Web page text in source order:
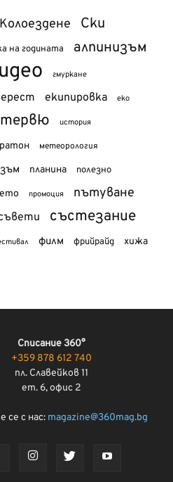
Колоездене Ски
на годината алпинизъм
гмуркане
екипировка еко
история
метеорология
планина полезно
промоция пътуване
състезание
филм фрийрайд хижа
Списание 360°
+359 878 612 740
пл. Славейков 11
ет. 6, офис 2
се с нас: magazine@360mag.bg